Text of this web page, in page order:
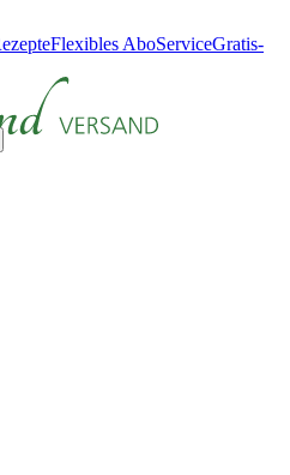
Flexibles AboServiceGratis-